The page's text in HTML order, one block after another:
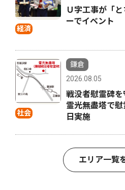
経済
Ｕ字工事が「
ーでイベント
社会
鎌倉
2026.08.05
戦没者慰霊碑
霊光無盡塔で
日実施
エリア一覧